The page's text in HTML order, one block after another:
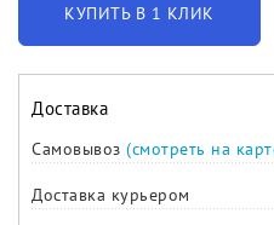
КУПИТЬ В 1 КЛИК
Доставка
Самовывоз (смотреть на
Доставка курьером